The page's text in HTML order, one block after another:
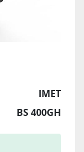
IMET
BS 400GH